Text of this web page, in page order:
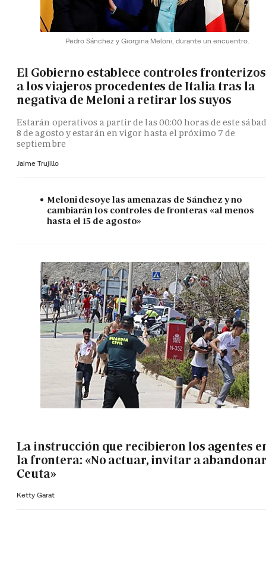
Pedro Sánchez y Giorgina Meloni, durante un encuentro.
El Gobierno establece controles fronterizos
a los viajeros procedentes de Italia tras la
negativa de Meloni a retirar los suyos
Estarán operativos a partir de las 00:00 horas de este
8 de agosto y estarán en vigor hasta el próximo 7 de
septiembre
Jaime Trujillo
Meloni desoye las amenazas de Sánchez y no
cambiarán los controles de fronteras «al menos
hasta el 15 de agosto»
La instrucción que recibieron los agentes
la frontera: «No actuar, invitar a
Ceuta»
Ketty Garat